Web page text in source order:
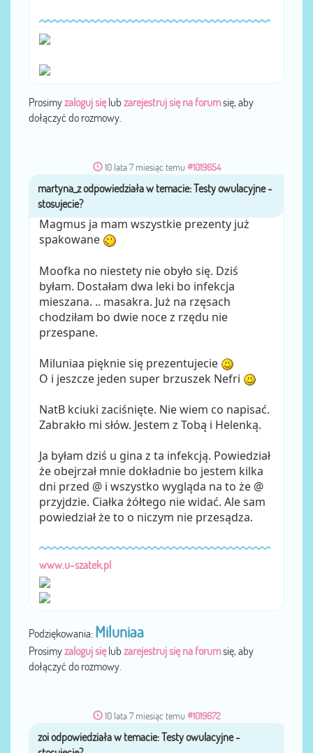
Prosimyzaloguj sięlub zarejestruj się na forumsię, aby
dołączyć do rozmowy.
10 lata 7 miesiąc temu #1019654
przezmartyna_z
Magmus ja mam wszystkie prezenty już
spakowane
Moofka no niestety nie obyło się. Dziś
byłam. Dostałam dwa leki bo infekcja
mieszana. .. masakra. Już na rzęsach
chodziłam bo dwie noce z rzędu nie
przespane.
Miluniaa pięknie się prezentujecie
O i jeszcze jeden super brzuszek Nefri
NatB kciuki zaciśnięte. Nie wiem co napisać.
Zabrakło mi słów. Jestem z Tobą i Helenką.
Ja byłam dziś u gina z ta infekcją. Powiedział
że obejrzał mnie dokładnie bo jestem kilka
dni przed @ i wszystko wygląda na to że @
przyjdzie. Ciałka żółtego nie widać. Ale sam
powiedział że to o niczym nie przesądza.
www.u-szatek.pl
Podziękowania: Miluniaa
Prosimyzaloguj sięlub zarejestruj się na forumsię, aby
dołączyć do rozmowy.
10 lata 7 miesiąc temu #1019672
przezzoi